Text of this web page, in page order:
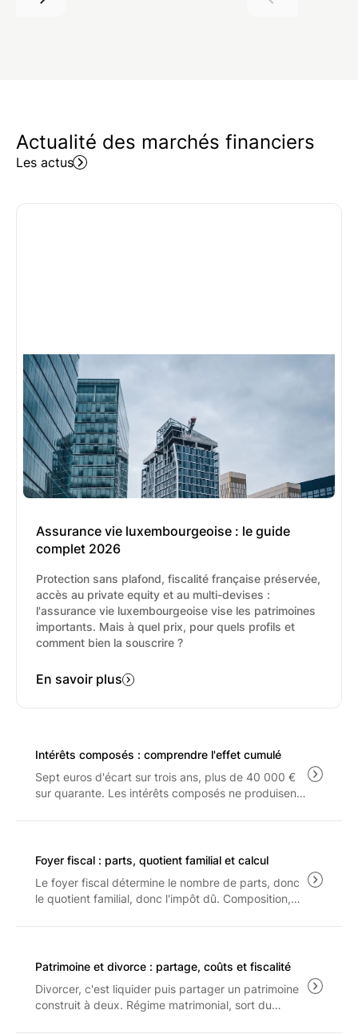
Actualité des marchés financiers
Les actus
Assurance vie luxembourgeoise : le guide
complet 2026
Protection sans plafond, fiscalité française préservée,
accès au private equity et au multi-devises :
l'assurance vie luxembourgeoise vise les patrimoines
importants. Mais à quel prix, pour quels profils et
comment bien la souscrire ?
En savoir plus
Intérêts composés : comprendre l'effet cumulé
Sept euros d'écart sur trois ans, plus de 40 000 €
sur quarante. Les intérêts composés ne produisent
Foyer fiscal : parts, quotient familial et calcul
Le foyer fiscal détermine le nombre de parts, donc
le quotient familial, donc l'impôt dû. Composition,
Patrimoine et divorce : partage, coûts et fiscalité
Divorcer, c'est liquider puis partager un patrimoine
construit à deux. Régime matrimonial, sort du